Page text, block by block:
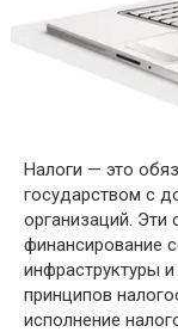
Налоги — это
государством с
организаций. Эти
финансирование
инфраструктуры
принципов
исполнение